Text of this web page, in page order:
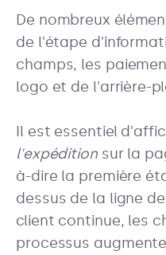
De nombreux
de l'étape
champs, les
logo et de l'arrière-
Il est essentiel
l'expéditionsur la
à-dire la première
dessus de la ligne
client continue, les
processus